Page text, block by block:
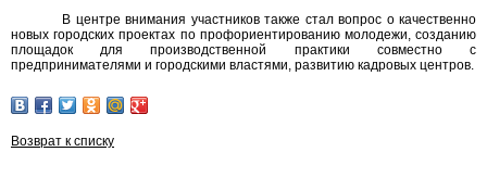
В центре внимания участников также стал вопрос о качественно
новых городских проектах по профориентированию молодежи, созданию
площадок для производственной практики совместно с
предпринимателями и городскими властями, развитию кадровых центров.
Возврат к списку